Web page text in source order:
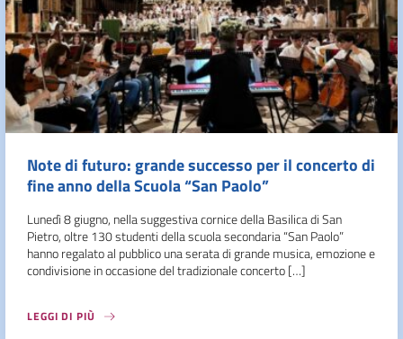
Note di futuro: grande successo per il concerto di
fine anno della Scuola “San Paolo”
Lunedì 8 giugno, nella suggestiva cornice della Basilica di San
Pietro, oltre 130 studenti della scuola secondaria “San Paolo”
hanno regalato al pubblico una serata di grande musica, emozione e
condivisione in occasione del tradizionale concerto […]
LEGGI DI PIÙ